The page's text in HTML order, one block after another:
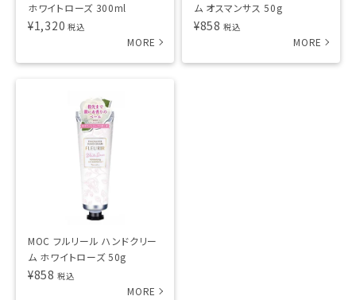
ホワイトローズ 300ml
¥1,320 税込
ム オスマンサス 50g
¥858 税込
MOC フルリール ハンドクリー
ム ホワイトローズ 50g
¥858 税込